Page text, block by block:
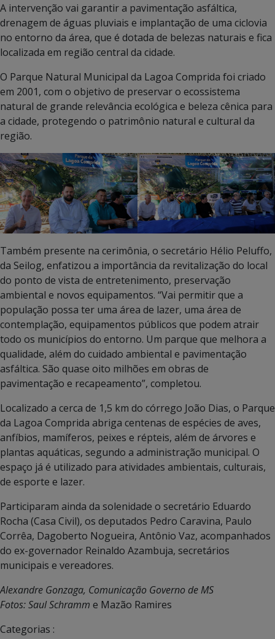
A intervenção vai garantir a pavimentação asfáltica,
drenagem de águas pluviais e implantação de uma ciclovia
no entorno da área, que é dotada de belezas naturais e fica
localizada em região central da cidade.
O Parque Natural Municipal da Lagoa Comprida foi criado
em 2001, com o objetivo de preservar o ecossistema
natural de grande relevância ecológica e beleza cênica para
a cidade, protegendo o patrimônio natural e cultural da
região.
Também presente na cerimônia, o secretário Hélio Peluffo,
da Seilog, enfatizou a importância da revitalização do local
do ponto de vista de entretenimento, preservação
ambiental e novos equipamentos. “Vai permitir que a
população possa ter uma área de lazer, uma área de
contemplação, equipamentos públicos que podem atrair
todo os municípios do entorno. Um parque que melhora a
qualidade, além do cuidado ambiental e pavimentação
asfáltica. São quase oito milhões em obras de
pavimentação e recapeamento”, completou.
Localizado a cerca de 1,5 km do córrego João Dias, o Parque
da Lagoa Comprida abriga centenas de espécies de aves,
anfíbios, mamíferos, peixes e répteis, além de árvores e
plantas aquáticas, segundo a administração municipal. O
espaço já é utilizado para atividades ambientais, culturais,
de esporte e lazer.
Participaram ainda da solenidade o secretário Eduardo
Rocha (Casa Civil), os deputados Pedro Caravina, Paulo
Corrêa, Dagoberto Nogueira, Antônio Vaz, acompanhados
do ex-governador Reinaldo Azambuja, secretários
municipais e vereadores.
Alexandre Gonzaga, Comunicação Governo de MS
Fotos: Saul Schramm e Mazão Ramires
Categorias :